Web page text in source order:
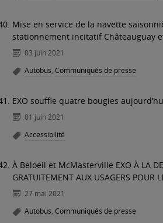
Mise en service de la navette
stationnement incitatif Châteauguay
03 juin 2021
Autobus, Communiqués de presse
EXO souffle quatre bougies
01 juin 2021
Accessibilité
À Beloeil et McMasterville EXO À LA
GRATUITEMENT AUX USAGERS POUR
27 mai 2021
Autobus, Communiqués de presse